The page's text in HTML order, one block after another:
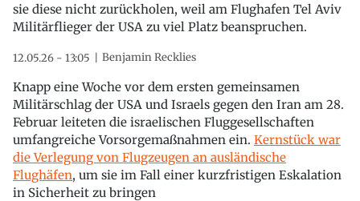
sie diese nicht zurückholen, weil am Flughafen Tel Aviv
Militärflieger der USA zu viel Platz beanspruchen.
12.05.26 - 13:05 Benjamin Recklies
Knapp eine Woche vor dem ersten gemeinsamen
Militärschlag der USA und Israels gegen den Iran am 28.
Februar leiteten die israelischen Fluggesellschaften
umfangreiche Vorsorgemaßnahmen ein. Kernstück war
die Verlegung von Flugzeugen an ausländische
Flughäfen, um sie im Fall einer kurzfristigen Eskalation
in Sicherheit zu bringen